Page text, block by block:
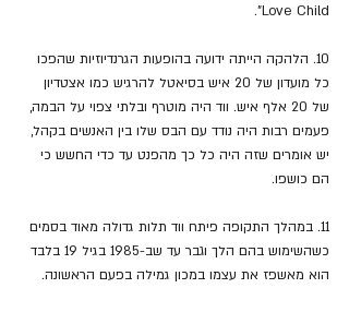
Love Child”.
10. הלהקה הייתה ידועה בהופעות הגרנדיוזיות שהפכו
כל מועדון של 20 איש בסיאטל להרגיש כמו אצטדיון
של 20 אלף איש. ווד היה מוטרף ובלתי צפוי על הבמה,
פעמים רבות היה נודד עם הבס שלו בין האנשים בקהל,
יש אומרים שזה היה כל כך מהפנט עד כדי החשש כי
הם כושפו.
11. במהלך התקופה פיתח ווד תלות גדולה מאוד בסמים
כשהשימוש בהם הלך וגבר עד שב-1985 בגיל 19 בלבד
הוא מאשפז את עצמו במכון גמילה בפעם הראשונה.